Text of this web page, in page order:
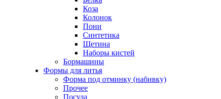
Коза
Колонок
Пони
Синтетика
Щетина
Наборы кистей
Бормашины
Формы для литья
Форма под отминку (набивку)
Прочее
Посуда